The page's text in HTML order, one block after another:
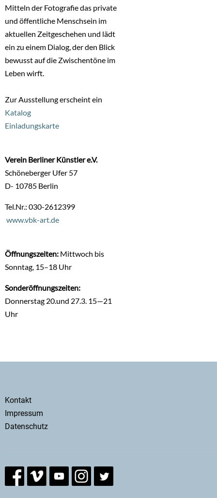
Mitteln der Fotografie das private
und öffentliche Menschsein im
aktuellen Zeitgeschehen und lädt
ein zu einem Dialog, der den Blick
bewusst auf die Zwischentöne im
Leben wirft.
Zur Ausstellung erscheint ein
Katalog
Einladungskarte
Verein Berliner Künstler e.V.
Schöneberger Ufer 57
D- 10785 Berlin
Tel.Nr.: 030-2612399
www.vbk-art.de
Öffnungszeiten: Mittwoch bis
Sonntag, 15–18 Uhr
Sonderöffnungszeiten:
Donnerstag 20.und 27.3. 15—21
Uhr
Secondary
menu
Kontakt
Impressum
Datenschutz